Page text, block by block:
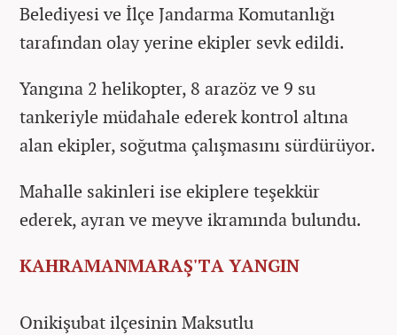
Belediyesi ve İlçe Jandarma Komutanlığı
tarafından olay yerine ekipler sevk edildi.
Yangına 2 helikopter, 8 arazöz ve 9 su
tankeriyle müdahale ederek kontrol altına
alan ekipler, soğutma çalışmasını sürdürüyor.
Mahalle sakinleri ise ekiplere teşekkür
ederek, ayran ve meyve ikramında bulundu.
KAHRAMANMARAŞ'TA YANGIN
Onikişubat ilçesinin Maksutlu